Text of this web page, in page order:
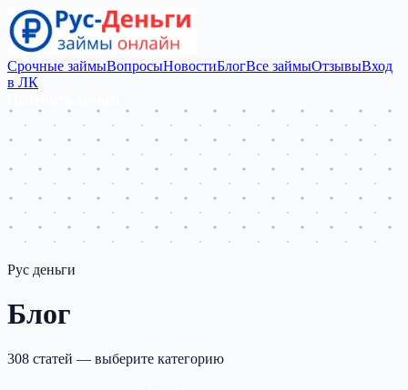
Срочные займыВопросыНовостиБлогВсе займыОтзывыВход
в ЛК
Рус деньги
Блог
308 статей — выберите категорию